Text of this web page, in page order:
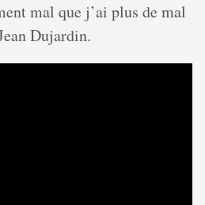
mal que j’ai plus de mal
Dujardin.